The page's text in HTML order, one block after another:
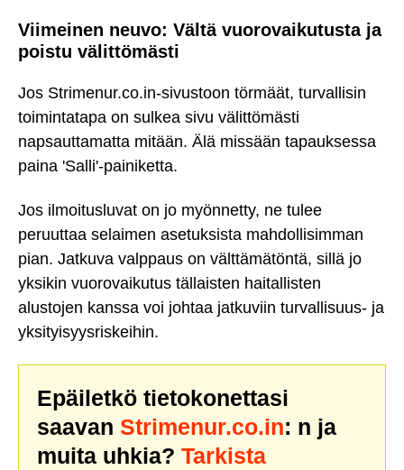
Viimeinen neuvo: Vältä vuorovaikutusta ja
poistu välittömästi
Jos Strimenur.co.in-sivustoon törmäät, turvallisin
toimintatapa on sulkea sivu välittömästi
napsauttamatta mitään. Älä missään tapauksessa
paina 'Salli'-painiketta.
Jos ilmoitusluvat on jo myönnetty, ne tulee
peruuttaa selaimen asetuksista mahdollisimman
pian. Jatkuva valppaus on välttämätöntä, sillä jo
yksikin vuorovaikutus tällaisten haitallisten
alustojen kanssa voi johtaa jatkuviin turvallisuus- ja
yksityisyysriskeihin.
Epäiletkö tietokonettasi
saavan Strimenur.co.in: n ja
muita uhkia? Tarkista